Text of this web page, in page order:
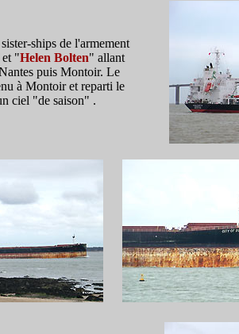
ships de l'armement
"Helen Bolten" allant
puis Montoir. Le
à Montoir et reparti le
ciel "de saison" .